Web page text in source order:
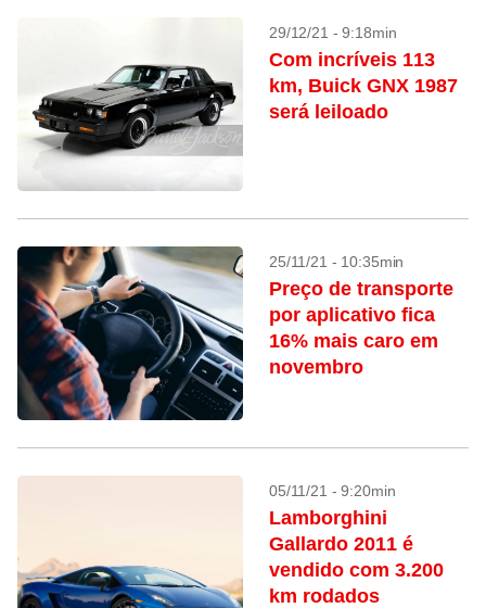
29/12/21 - 9:18min
Com incríveis 113
km, Buick GNX 1987
será leiloado
25/11/21 - 10:35min
Preço de transporte
por aplicativo fica
16% mais caro em
novembro
05/11/21 - 9:20min
Lamborghini
Gallardo 2011 é
vendido com 3.200
km rodados